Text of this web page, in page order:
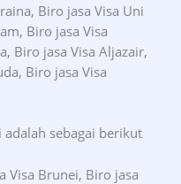
Biro jasa Visa Uni
Biro jasa Visa
Biro jasa Visa Aljazair,
Biro jasa Visa
sebagai berikut
Visa Brunei, Biro jasa